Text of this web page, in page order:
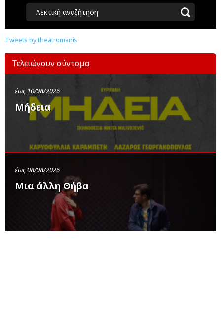
Λεκτική αναζήτηση
Tweets by theatromanis
Τελειώνουν σύντομα
έως 10/08/2026
Μήδεια
έως 08/08/2026
Μια άλλη Θήβα